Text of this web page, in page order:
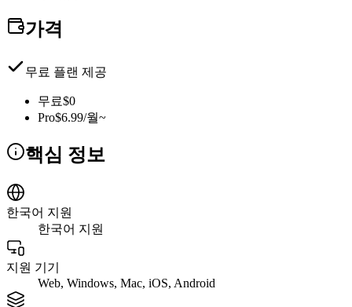
가격
무료 플랜 제공
무료$0
Pro$6.99/월~
핵심 정보
한국어 지원
한국어 지원
지원 기기
Web, Windows, Mac, iOS, Android